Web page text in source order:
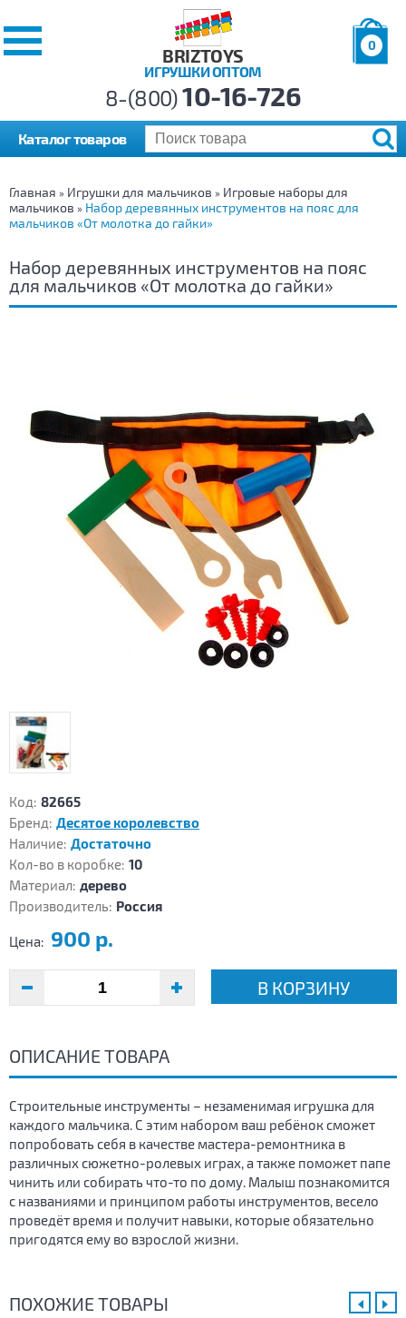
BRIZTOYS
ИГРУШКИ ОПТОМ
0
р.
8-(800)10-16-726
Каталог товаров
Главная » Игрушки для мальчиков » Игровые наборы для
мальчиков » Набор деревянных инструментов на пояс для
мальчиков «От молотка до гайки»
Набор деревянных инструментов на пояс
для мальчиков «От молотка до гайки»
Код: 82665
Бренд: Десятое королевство
Наличие: Достаточно
Кол-во в коробке: 10
Материал: дерево
Производитель: Россия
Цена: 900 р.
В КОРЗИНУ
ОПИСАНИЕ ТОВАРА
Строительные инструменты – незаменимая игрушка для
каждого мальчика. С этим набором ваш ребёнок сможет
попробовать себя в качестве мастера-ремонтника в
различных сюжетно-ролевых играх, а также поможет папе
чинить или собирать что-то по дому. Малыш познакомится
с названиями и принципом работы инструментов, весело
проведёт время и получит навыки, которые обязательно
пригодятся ему во взрослой жизни.
ПОХОЖИЕ ТОВАРЫ